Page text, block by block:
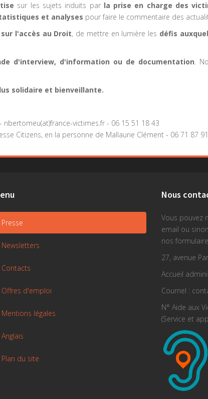
sur les sujets induits par la prise en charge des
et analyses pour faire le commentaire des
l'accès au Droit, de mettre en lumière les défis
d'interview, d'information ou de documentation.
solidaire et bienveillante.
victimes.fr - 06 15 51 18 43
Citizens, en la personne de Mallaurie Clément - 06 71 87
Presse
Newsletters
Contacts
Offres d'emploi
Mentions légales
Anglais
Plan du site
Nous
Vous pouvez
email ou
nos
27, avenue
Accueil
Courriel :
N° Aide aux
(Service et